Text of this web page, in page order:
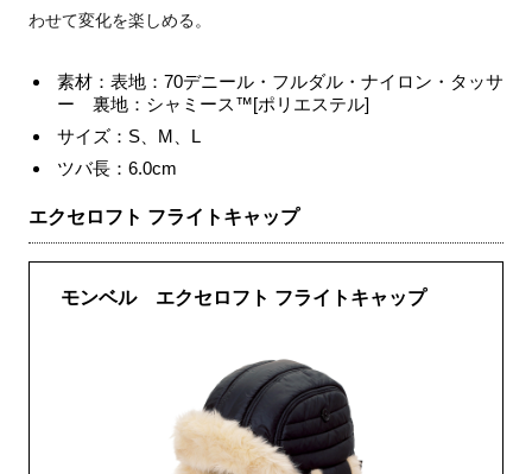
わせて変化を楽しめる。
素材：表地：70デニール・フルダル・ナイロン・タッサ
ー 裏地：シャミース™[ポリエステル]
サイズ：S、M、L
ツバ長：6.0cm
エクセロフト フライトキャップ
モンベル エクセロフト フライトキャップ